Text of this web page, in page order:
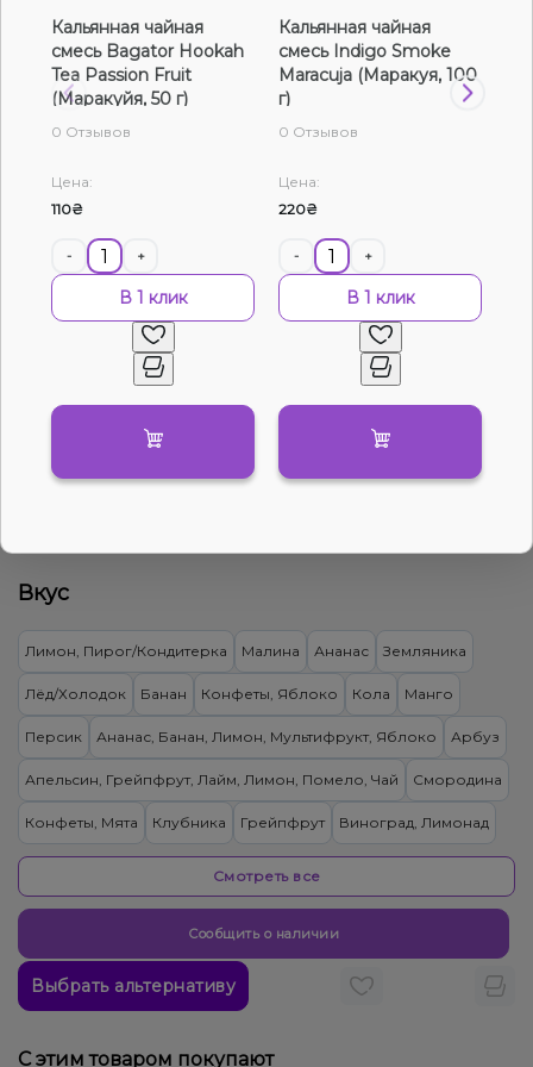
Жидкости для электронных сигарет
Подарочные наборы
Табак 420 Tropic Maracuja (Маракуйя, 100 г)
Вкус
Лимон, Пирог/Кондитерка Малина Ананас Земляника
Лёд/Холодок Банан Конфеты, Яблоко Кола Манго
Персик Ананас, Банан, Лимон, Мультифрукт, Яблоко Арбуз
Апельсин, Грейпфрут, Лайм, Лимон, Помело, Чай Смородина
Конфеты, Мята Клубника Грейпфрут Виноград, Лимонад
Дыня Лёд/Холодок, Ягоды Кокос, Печенье
Виноград, Лёд/Холодок, Ягоды Барбарис, Конфеты
Смотреть все
Сообщить о наличии
Выбрать альтернативу
С этим товаром покупают
Кальянная чайная
смесь Bagator Hookah
Tea Passion Fruit
(Маракуйя, 50 г)
0 Отзывов
Цена:
110₴
- +
В 1 клик
Кальянная чайная
смесь Indigo Smoke
Maracuja (Маракуя, 100
г)
0 Отзывов
Цена:
220₴
- +
В 1 клик